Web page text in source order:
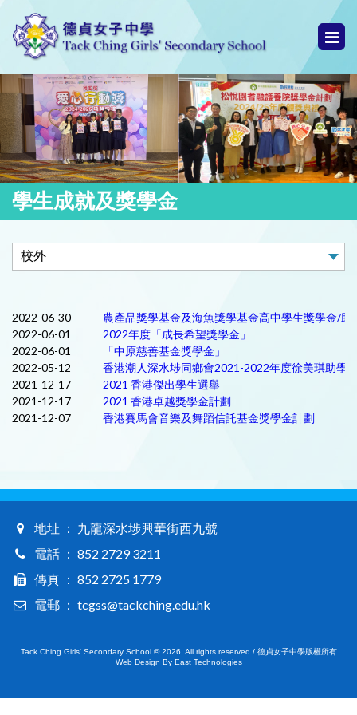
學生成就及獎學金
2022-06-30
農產品獎學基金及海魚獎學基金高中學生獎學金/助
2022-06-01
2022年度「成長希望獎學金」
2022-06-01
「中原慈善基金獎學金」
2022-05-12
香港潮人深水埗同鄉會2021-2022年度徐美琪助學
2021-12-17
2021 香港傑出學生選舉
2021-12-17
2021 香港卓越獎學金計劃
2021-12-07
香港賽馬會音樂及舞蹈信託基金獎學金計劃
地址 ： 九龍深水埗興華街西九號
電話 ： 852 2729 3211
傳真 ： 852 2725 1779
電郵 ： tcgss@tackching.edu.hk
Tack Ching Girls' Secondary School © 2026. All rights reserved / 德貞女子中學版權所有
Web Design By East Technologies